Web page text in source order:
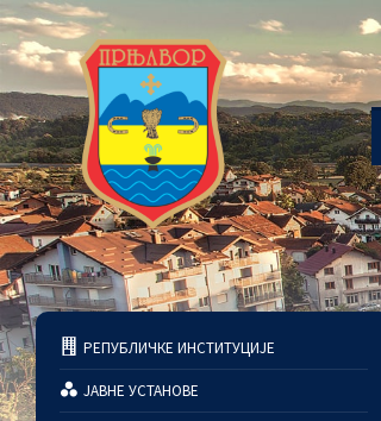
РЕПУБЛИЧКЕ ИНСТИТУЦИЈЕ
ЈАВНЕ УСТАНОВЕ